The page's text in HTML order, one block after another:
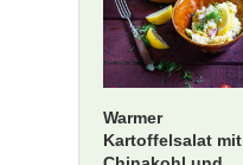
Warmer
Kartoffelsalat mit